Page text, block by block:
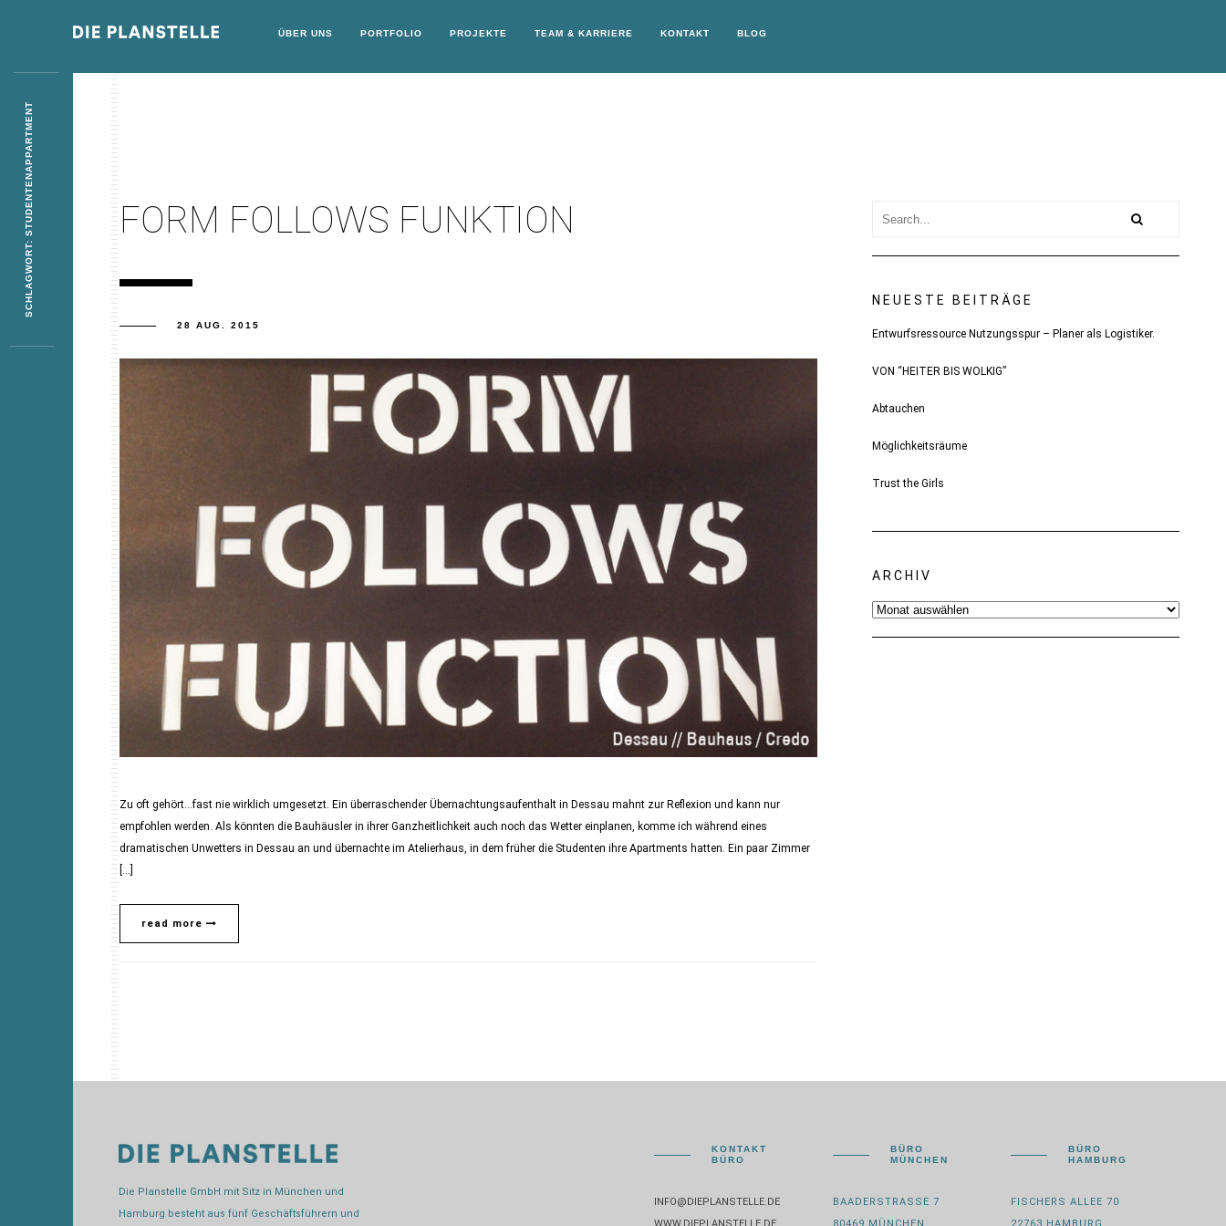
ÜBER UNS PORTFOLIO PROJEKTE TEAM & KARRIERE KONTAKT BLOG
FORM FOLLOWS FUNKTION
28 AUG. 2015
Zu oft gehört…fast nie wirklich umgesetzt. Ein überraschender Übernachtungsaufenthalt in Dessau mahnt zur Reflexion und kann nur
empfohlen werden. Als könnten die Bauhäusler in ihrer Ganzheitlichkeit auch noch das Wetter einplanen, komme ich während eines
dramatischen Unwetters in Dessau an und übernachte im Atelierhaus, in dem früher die Studenten ihre Apartments hatten. Ein paar Zimmer
[…]
read more
NEUESTE BEITRÄGE
Entwurfsressource Nutzungsspur – Planer als Logistiker.
VON “HEITER BIS WOLKIG”
Abtauchen
Möglichkeitsräume
Trust the Girls
ARCHIV
Archiv
Die Planstelle GmbH mit Sitz in München und
Hamburg besteht aus fünf Geschäftsführern und
KONTAKT
BÜRO
INFO@DIEPLANSTELLE.DE
BÜRO
MÜNCHEN
BAADERSTRASSE 7
BÜRO
HAMBURG
FISCHERS ALLEE 70
SCHLAGWORT: STUDENTENAPPARTMENT